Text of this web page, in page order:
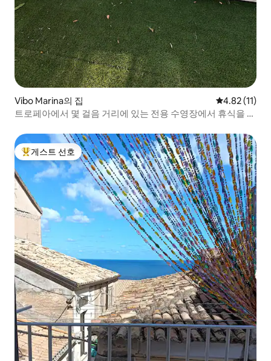
Vibo Marina의 집 평점 4.82점
4.82 (11)
트로페아에서 몇 걸음 거리에 있는 전용 수영장에서 휴식을 취
상위 게스트 선호
게스트 선호